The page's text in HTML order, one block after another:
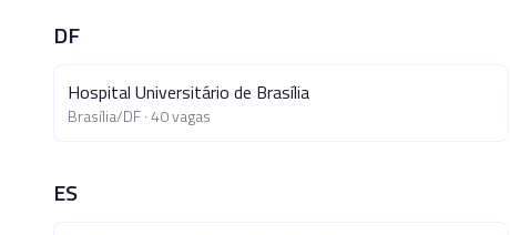
DF
Hospital Universitário de Brasília
Brasília/DF·40vagas
ES